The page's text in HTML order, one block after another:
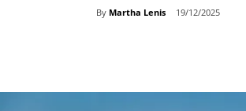
By Martha Lenis 19/12/2025